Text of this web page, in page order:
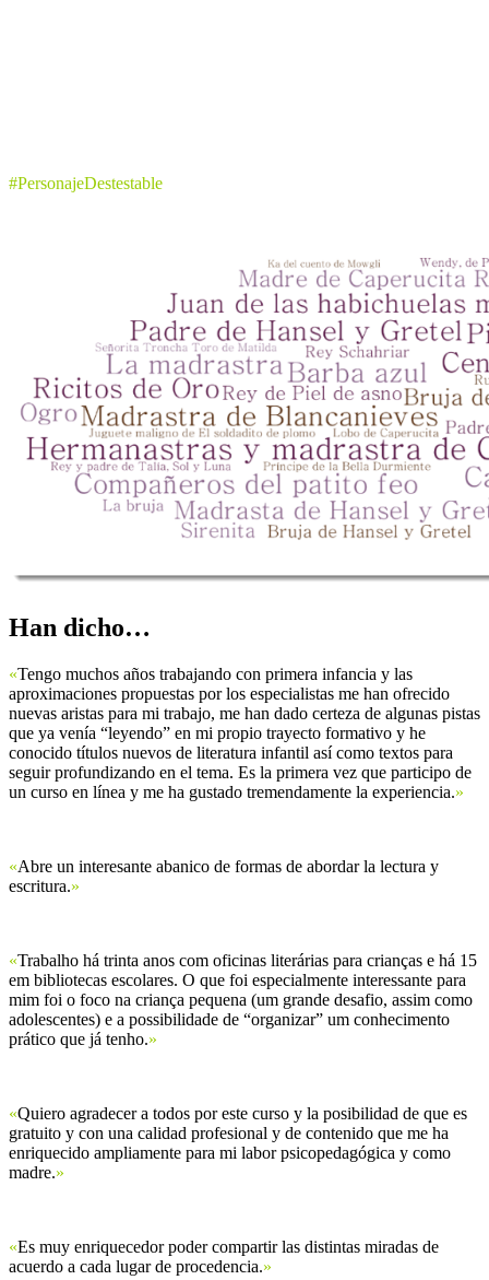
#PersonajeDestestable
Han dicho…
«Tengo muchos años trabajando con primera infancia y las
aproximaciones propuestas por los especialistas me han ofrecido
nuevas aristas para mi trabajo, me han dado certeza de algunas pistas
que ya venía “leyendo” en mi propio trayecto formativo y he
conocido títulos nuevos de literatura infantil así como textos para
seguir profundizando en el tema. Es la primera vez que participo de
un curso en línea y me ha gustado tremendamente la experiencia.»
«Abre un interesante abanico de formas de abordar la lectura y
escritura.»
«Trabalho há trinta anos com oficinas literárias para crianças e há 15
em bibliotecas escolares. O que foi especialmente interessante para
mim foi o foco na criança pequena (um grande desafio, assim como
adolescentes) e a possibilidade de “organizar” um conhecimento
prático que já tenho.»
«Quiero agradecer a todos por este curso y la posibilidad de que es
gratuito y con una calidad profesional y de contenido que me ha
enriquecido ampliamente para mi labor psicopedagógica y como
madre.»
«Es muy enriquecedor poder compartir las distintas miradas de
acuerdo a cada lugar de procedencia.»